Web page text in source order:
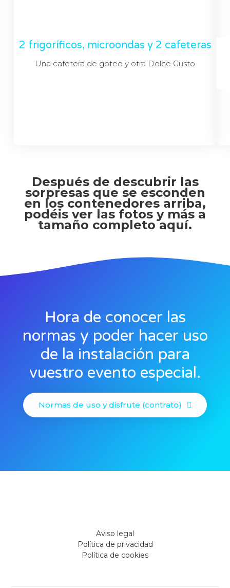
2 frigoríficos, microondas y 2 cafeteras
Una cafetera de goteo y otra Dolce Gusto
Después de descubrir las
sorpresas que se esconden
en los contenedores arriba,
podéis ver las fotos y más a
tamaño completo aquí.
Hora de conocer las
normas y poder hacer uso
de la instalación para
vuestro evento especial.
Normas de uso y disfrute (contrato)
Aviso legal
Política de privacidad
Política de cookies